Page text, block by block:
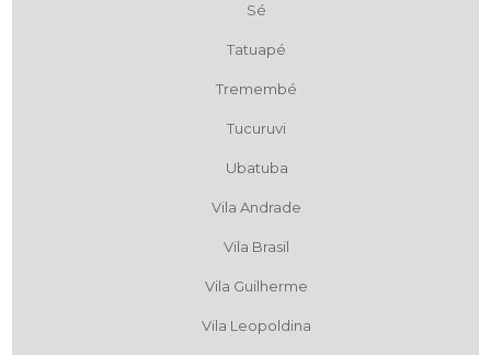
Sé
Tatuapé
Tremembé
Tucuruvi
Ubatuba
Vila Andrade
Vila Brasil
Vila Guilherme
Vila Leopoldina